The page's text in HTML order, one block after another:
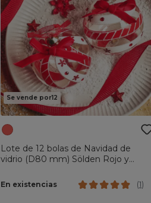
Se vende por12
Lote de 12 bolas de Navidad de
vidrio (D80 mm) Sölden Rojo y
En existencias (1)